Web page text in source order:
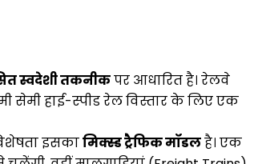
स्वदेशी तकनीकपर आधारित है। रेलवे
सेमी हाई-स्पीड रेल विस्तार के लिए एक
इसकामिक्स्ड ट्रैफिक मॉडलहै। एक